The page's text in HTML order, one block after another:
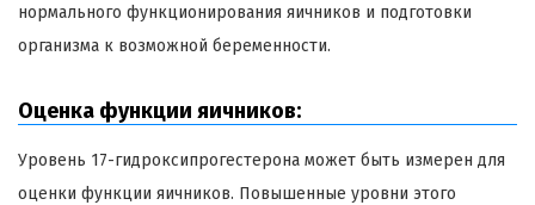
нормального функционирования яичников и подготовки
организма к возможной беременности.
Оценка функции яичников:
Уровень 17-гидроксипрогестерона может быть измерен для
оценки функции яичников. Повышенные уровни этого